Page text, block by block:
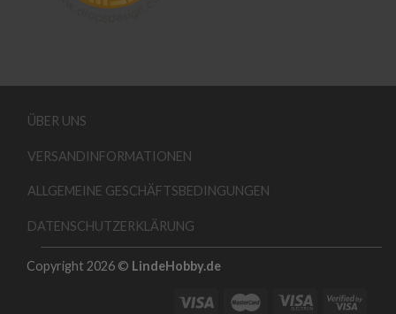
ÜBER UNS
VERSANDINFORMATIONEN
ALLGEMEINE GESCHÄFTSBEDINGUNGEN
DATENSCHUTZERKLÄRUNG
Copyright 2026 © LindeHobby.de